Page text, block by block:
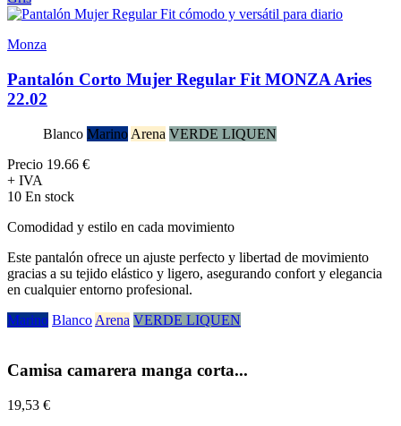
Monza
Pantalón Corto Mujer Regular Fit MONZA Aries
22.02
Blanco Marino Arena VERDE LIQUEN
Precio 19.66 €
+ IVA
10 En stock
Comodidad y estilo en cada movimiento
Este pantalón ofrece un ajuste perfecto y libertad de movimiento
gracias a su tejido elástico y ligero, asegurando confort y elegancia
en cualquier entorno profesional.
Marino Blanco Arena VERDE LIQUEN
Camisa camarera manga corta...
19,53 €